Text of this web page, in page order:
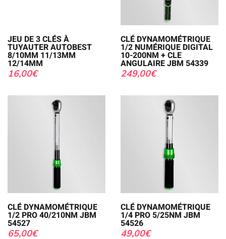
JEU DE 3 CLÉS À
TUYAUTER AUTOBEST
8/10MM 11/13MM
12/14MM
16,00€
CLÉ DYNAMOMÉTRIQUE
1/2 NUMÉRIQUE DIGITAL
10-200NM + CLE
ANGULAIRE JBM 54339
249,00€
CLÉ DYNAMOMÉTRIQUE
1/2 PRO 40/210NM JBM
54527
65,00€
CLÉ DYNAMOMÉTRIQUE
1/4 PRO 5/25NM JBM
54526
49,00€